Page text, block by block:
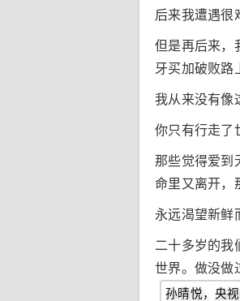
后来我遭遇很
但是再后来，
牙买加破败路
我从来没有像
你只有行走了
那些觉得爱到
命里又离开，
永远渴望新鲜
二十多岁的我
世界。做没做
孙晴悦，央